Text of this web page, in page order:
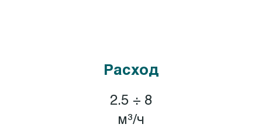
Расход
2.5 ÷ 8
м³/ч